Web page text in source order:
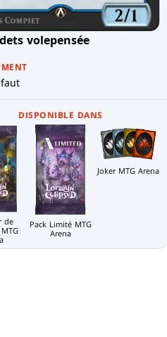
volepensée
DISPONIBLE DANS
de
Pack Limité MTG
Arena
Joker MTG Arena